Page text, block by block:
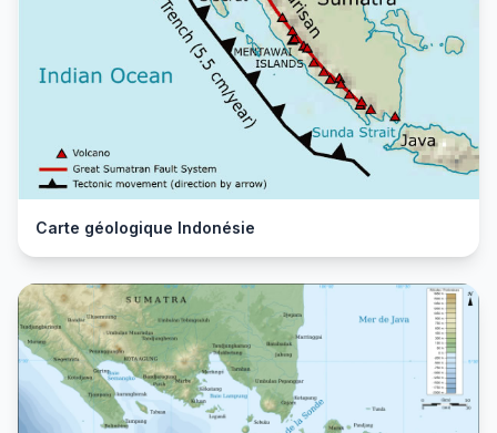
Carte géologique Indonésie